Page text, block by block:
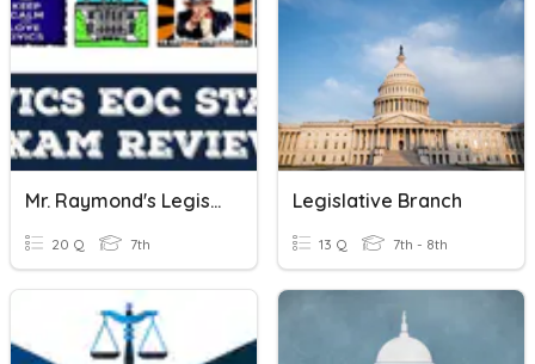
Mr. Raymond's Legislative Branch
20 Q 7th
Legislative Branch
13 Q 7th - 8th